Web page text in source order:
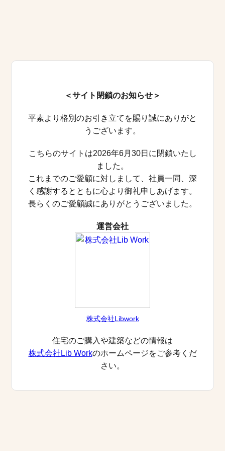
＜サイト閉鎖のお知らせ＞
平素より格別のお引き立てを賜り誠にありがと
うございます。
こちらのサイトは2026年6月30日に閉鎖いたし
ました。
これまでのご愛顧に対しまして、社員一同、深
く感謝するとともに心より御礼申しあげます。
長らくのご愛顧誠にありがとうございました。
運営会社
株式会社Libwork
住宅のご購入や建築などの情報は
株式会社Lib Workのホームページをご参考くだ
さい。